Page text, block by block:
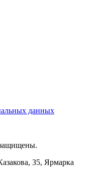
данных
35, Ярмарка